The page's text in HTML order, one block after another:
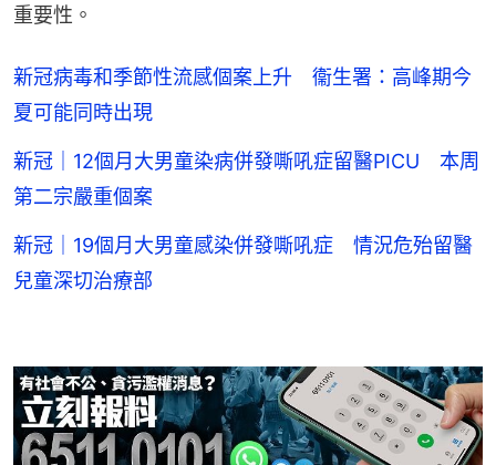
重要性。
新冠病毒和季節性流感個案上升 衞生署：高峰期今
夏可能同時出現
新冠｜12個月大男童染病併發嘶吼症留醫PICU 本周
第二宗嚴重個案
新冠｜19個月大男童感染併發嘶吼症 情況危殆留醫
兒童深切治療部